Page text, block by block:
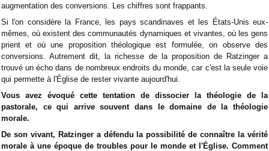
augmentation des conversions. Les chiffres sont frappants.
Si l'on considère la France, les pays scandinaves et les États-Unis eux-
mêmes, où existent des communautés dynamiques et vivantes, où les gens
prient et où une proposition théologique est formulée, on observe des
conversions. Autrement dit, la richesse de la proposition de Ratzinger a
trouvé un écho dans de nombreux endroits du monde, car c'est la seule voie
qui permette à l'Église de rester vivante aujourd'hui.
Vous avez évoqué cette tentation de dissocier la théologie de la
pastorale, ce qui arrive souvent dans le domaine de la théologie
morale.
De son vivant, Ratzinger a défendu la possibilité de connaître la vérité
morale à une époque de troubles pour le monde et l'Église. Comment